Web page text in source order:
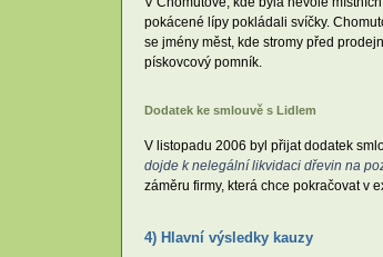
pokácené lípy pokládali svíčky.
se jmény měst, kde stromy před
pískovcový pomník.
Dodatek ke smlouvě s Lidlem
V listopadu 2006 byl přijat dodatek
dojde k nelegální likvidaci dřevin na
záměru firmy, která chce pokračovat v
4) Hlavní výsledky kauzy